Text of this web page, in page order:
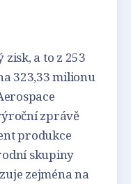
a to z 253
323,33 milionu
zprávě
produkce
skupiny
zejména na